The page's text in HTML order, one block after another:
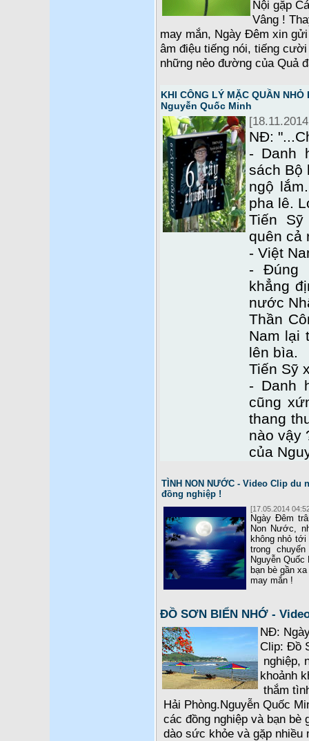
Nội gặp
Vâng !
may mắn, Ngày Đêm xin
âm điệu tiếng nói, tiếng
những nẻo đường của Quả
KHI CÔNG LÝ MẶC QUẦN
Nguyễn Quốc Minh
NĐ:
- Danh
sách Bộ
ngộ
pha lê.
Tiến
quên cả
- Việt
- Đúng
khẳng
nước
Thần
Nam lại
lên bìa.
Tiến Sỹ
- Danh
cũng
thang
nào vậy
của
TÌNH NON NƯỚC - Video Clip du
đồng nghiệp !
[17.05.2014
Ngày Đêm
Non Nước,
không nhỏ tới
trong
Nguyễn Quốc
bạn bè gần
may mắn !
ĐỒ SƠN BIỂN NHỚ -
NĐ:
Clip: Đồ
nghiệp,
khoảnh
thắm
Hải Phòng.Nguyễn Quốc
các đồng nghiệp và bạn bè
dào sức khỏe và gặp nhiều